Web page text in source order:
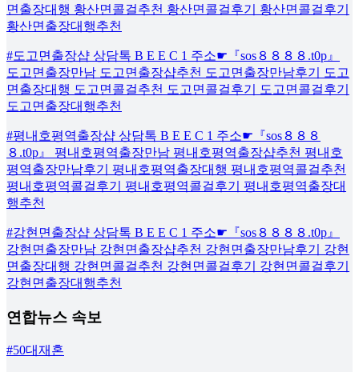
면출장대행 황산면콜걸추천 황산면콜걸후기 황산면콜걸후기
황산면출장대행추천
#도고면출장샵 상담톡 B E E C 1 주소☛『sos８８８８.t0p』
도고면출장만남 도고면출장샵추천 도고면출장만남후기 도고
면출장대행 도고면콜걸추천 도고면콜걸후기 도고면콜걸후기
도고면출장대행추천
#평내호평역출장샵 상담톡 B E E C 1 주소☛『sos８８８
８.t0p』 평내호평역출장만남 평내호평역출장샵추천 평내호
평역출장만남후기 평내호평역출장대행 평내호평역콜걸추천
평내호평역콜걸후기 평내호평역콜걸후기 평내호평역출장대
행추천
#강현면출장샵 상담톡 B E E C 1 주소☛『sos８８８８.t0p』
강현면출장만남 강현면출장샵추천 강현면출장만남후기 강현
면출장대행 강현면콜걸추천 강현면콜걸후기 강현면콜걸후기
강현면출장대행추천
연합뉴스 속보
#50대재혼